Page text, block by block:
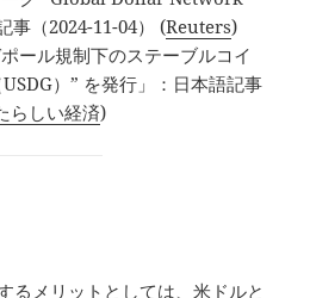
事（2024-11-04） (Reuters)
ール規制下のステーブルコイ
）” を発行」：日本語記事
らしい経済)
るメリットとしては、米ドルと